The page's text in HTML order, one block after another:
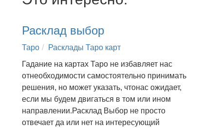
Расклад выбор
Таро
Расклады Таро карт
Гадание на картах Таро не избавляет нас
отнеобходимости самостоятельно принимать
решения, но может указать, чтонас ожидает,
если мы будем двигаться в том или ином
направлении.Расклад Выбор не просто
отвечает да или нет на интересующий